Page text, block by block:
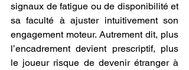
signaux de fatigue ou de disponibilité et
sa faculté à ajuster intuitivement son
engagement moteur. Autrement dit, plus
l’encadrement devient prescriptif, plus
le joueur risque de devenir étranger à